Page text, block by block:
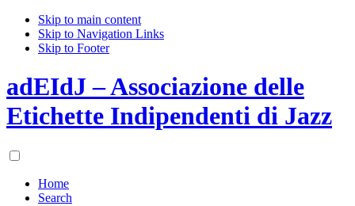
Skip to main content
Skip to Navigation Links
Skip to Footer
adEIdJ – Associazione delle
Etichette Indipendenti di Jazz
Home
Search